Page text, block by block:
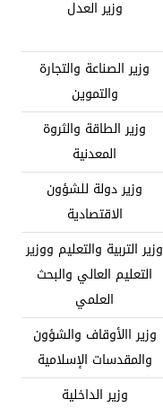
وزير العدل
وزير الصناعة والتجارة
والتموين
وزير الطاقة والثروة
المعدنية
وزير دولة للشؤون
الاقتصادية
وزير التربية والتعليم ووزير
التعليم العالي والبحث
العلمي
وزير االأوقاف والشؤون
والمقدسات الإسلامية
وزير الداخلية